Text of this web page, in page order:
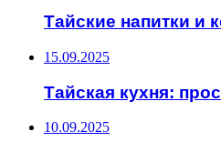
Тайские напитки и
15.09.2025
Тайская кухня:
10.09.2025